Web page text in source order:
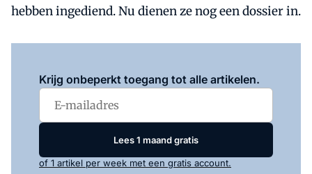
hebben ingediend. Nu dienen ze nog een dossier in.
Krijg onbeperkt toegang tot alle artikelen.
Lees 1 maand gratis
of 1 artikel per week met een gratis account.